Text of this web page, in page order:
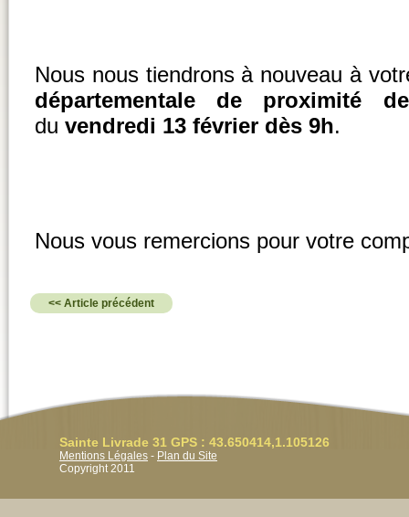
Nous nous tiendrons à nouveau à
départementale de proximité
du vendredi 13 février dès 9h.
Nous vous remercions pour votre
<< Article précédent
Sainte Livrade 31 GPS : 43.650414,1.105126
Mentions Légales - Plan du Site
Copyright 2011